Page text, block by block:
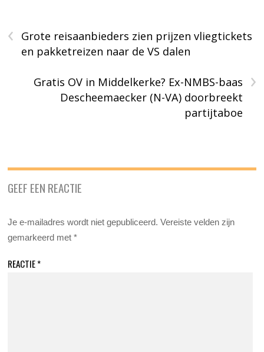
‹
Grote reisaanbieders zien prijzen vliegtickets
en pakketreizen naar de VS dalen
›
Gratis OV in Middelkerke? Ex-NMBS-baas
Descheemaecker (N-VA) doorbreekt
partijtaboe
GEEF EEN REACTIE
Je e-mailadres wordt niet gepubliceerd. Vereiste velden zijn
gemarkeerd met*
REACTIE*